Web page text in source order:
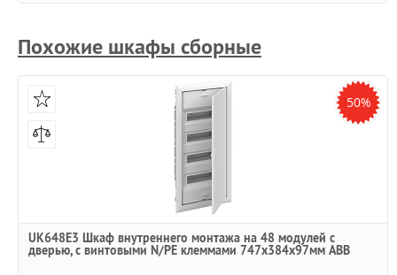
Похожие шкафы сборные
50%
UK648E3 Шкаф внутреннего монтажа на 48 модулей с
дверью, с винтовыми N/PE клеммами 747x384x97мм ABB